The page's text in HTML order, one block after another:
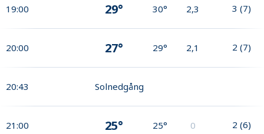
19:00 29° 30° 2,3 3 (7)
20:00 27° 29° 2,1 2 (7)
20:43 Solnedgång
21:00 25° 25° 0 2 (6)